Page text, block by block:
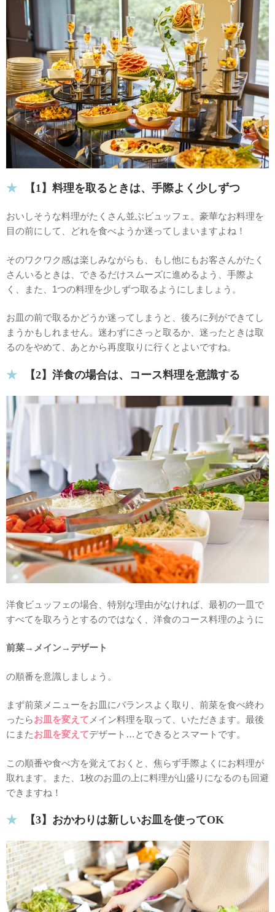
【1】料理を取るときは、手際よく少しずつ
おいしそうな料理がたくさん並ぶビュッフェ。豪華なお料理を
目の前にして、どれを食べようか迷ってしまいますよね！
そのワクワク感は楽しみながらも、もし他にもお客さんがたく
さんいるときは、できるだけスムーズに進めるよう、手際よ
く、また、1つの料理を少しずつ取るようにしましょう。
お皿の前で取るかどうか迷ってしまうと、後ろに列ができてし
まうかもしれません。迷わずにさっと取るか、迷ったときは取
るのをやめて、あとから再度取りに行くとよいですね。
【2】洋食の場合は、コース料理を意識する
洋食ビュッフェの場合、特別な理由がなければ、最初の一皿で
すべてを取ろうとするのではなく、洋食のコース料理のように
前菜→メイン→デザート
の順番を意識しましょう。
まず前菜メニューをお皿にバランスよく取り、前菜を食べ終わ
ったらお皿を変えて メイン料理を取って、いただきます。最後
にまたお皿を変えてデザート…とできるとスマートです。
この順番や食べ方を覚えておくと、焦らず手際よくにお料理が
取れます。また、1枚のお皿の上に料理が山盛りになるのも回避
できますね！
【3】おかわりは新しいお皿を使ってOK